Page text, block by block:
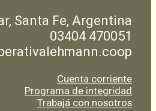
Santa Fe, Argentina
03404 470051
Cuenta corriente
Programa de integridad
Trabajá con nosotros